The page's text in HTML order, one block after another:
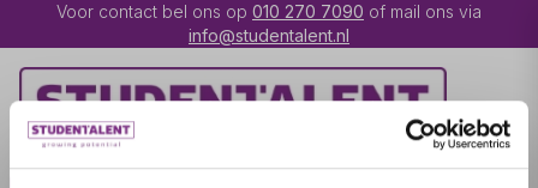
Voor contact bel ons op 010 270 7090 of mail ons via
info@studentalent.nl